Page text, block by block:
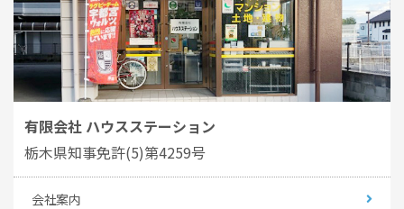
有限会社 ハウスステーション
栃木県知事免許(5)第4259号
会社案内